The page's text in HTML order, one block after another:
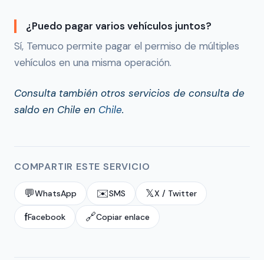
¿Puedo pagar varios vehículos juntos?
Sí, Temuco permite pagar el permiso de múltiples
vehículos en una misma operación.
Consulta también otros servicios de consulta de
saldo en Chile en Chile.
COMPARTIR ESTE SERVICIO
💬WhatsApp ✉️SMS 𝕏X / Twitter
fFacebook 🔗Copiar enlace